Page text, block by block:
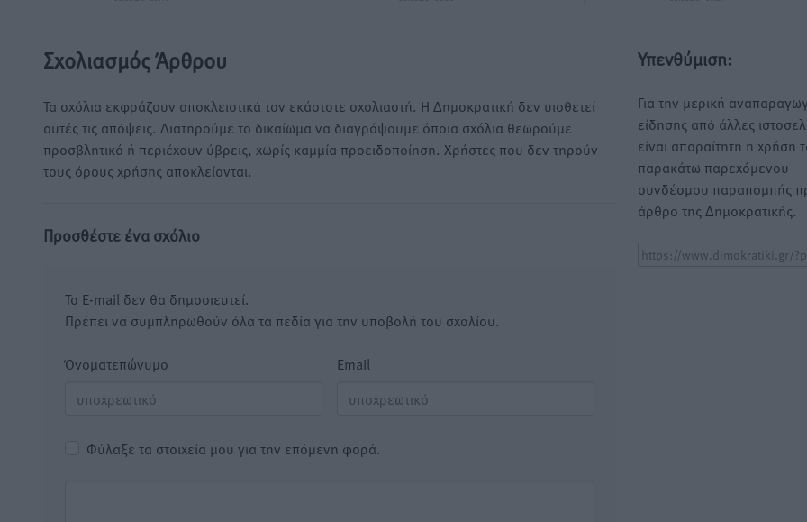
Σχολιασμός Άρθρου
Τα σχόλια εκφράζουν αποκλειστικά τον εκάστοτε σχολιαστή. Η Δημοκρατική δεν υιοθετεί
αυτές τις απόψεις. Διατηρούμε το δικαίωμα να διαγράψουμε όποια σχόλια θεωρούμε
προσβλητικά ή περιέχουν ύβρεις, χωρίς καμμία προειδοποίηση. Χρήστες που δεν τηρούν
τους όρους χρήσης αποκλείονται.
Προσθέστε ένα σχόλιο
Το E-mail δεν θα δημοσιευτεί.
Πρέπει να συμπληρωθούν όλα τα πεδία για την υποβολή του σχολίου.
Όνοματεπώνυμο Email
Φύλαξε τα στοιχεία μου για την επόμενη φορά.
Υπενθύμιση:
Για την μερική
είδησης από άλλες
είναι απαραίτητη η χρήση
παρακάτω παρεχόμενου
συνδέσμου παραπομπής
άρθρο της Δημοκρατικής.